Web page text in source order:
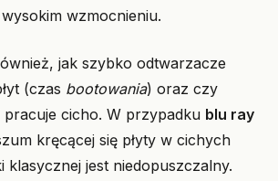
wzmocnieniu.
jak szybko odtwarzacze
(czas bootowania) oraz czy
pracuje cicho. W przypadku blu ray
kręcącej się płyty w cichych
klasycznej jest niedopuszczalny.